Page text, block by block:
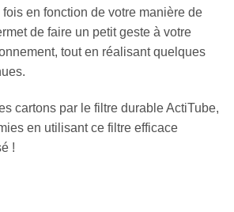
fois en fonction de votre manière de
de faire un petit geste à votre
tout en réalisant quelques
cartons par le filtre durable ActiTube,
en utilisant ce filtre efficace
!